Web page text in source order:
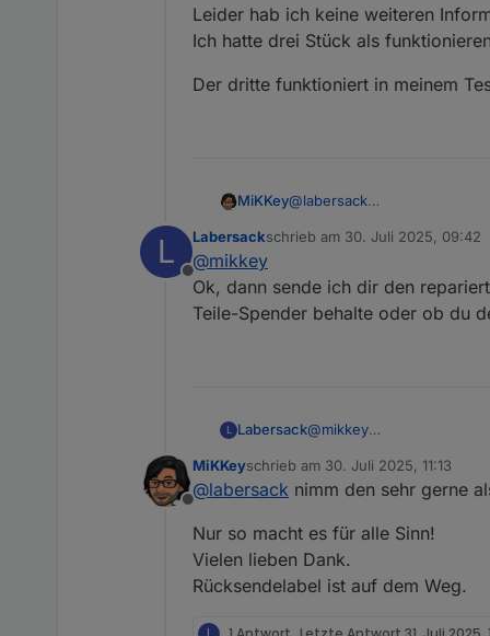
Leider hab ich keine weiteren
Ich hatte drei Stück als
Der dritte funktioniert in meinem
MiKKey@labersack
Leider hab ich keine
Der dritte funktioniert in
L
Offline
Labersackschrieb am 30. Juli 2025, 09:42
zuletzt editiert von
@mikkey
Ok, dann sende ich dir den
Teile-Spender behalte oder ob du
L Labersack@mikkey
Spender behalte oder ob
Offline
MiKKeyschrieb am 30. Juli 2025, 11:13
zuletzt editiert von
@labersack nimm den sehr gerne
Nur so macht es für alle Sinn!
Vielen lieben Dank.
Rücksendelabel ist auf dem Weg.